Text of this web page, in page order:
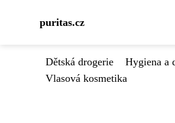
puritas.cz
Dětská drogerie Hygiena a
Vlasová kosmetika